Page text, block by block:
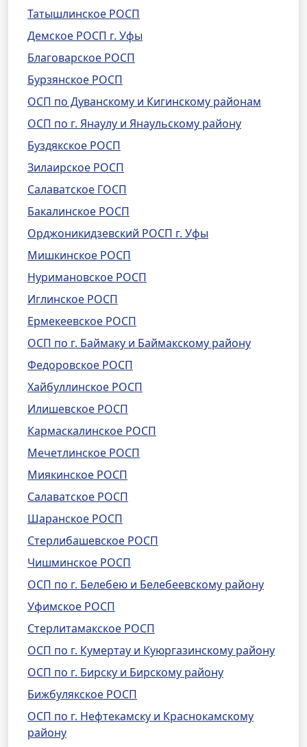
Татышлинское РОСП
Демское РОСП г. Уфы
Благоварское РОСП
Бурзянское РОСП
ОСП по Дуванскому и Кигинскому районам
ОСП по г. Янаулу и Янаульскому району
Буздякское РОСП
Зилаирское РОСП
Салаватское ГОСП
Бакалинское РОСП
Орджоникидзевский РОСП г. Уфы
Мишкинское РОСП
Нуримановское РОСП
Иглинское РОСП
Ермекеевское РОСП
ОСП по г. Баймаку и Баймакскому району
Федоровское РОСП
Хайбуллинское РОСП
Илишевское РОСП
Кармаскалинское РОСП
Мечетлинское РОСП
Миякинское РОСП
Салаватское РОСП
Шаранское РОСП
Стерлибашевское РОСП
Чишминское РОСП
ОСП по г. Белебею и Белебеевскому району
Уфимское РОСП
Стерлитамакское РОСП
ОСП по г. Кумертау и Куюргазинскому району
ОСП по г. Бирску и Бирскому району
Бижбулякское РОСП
ОСП по г. Нефтекамску и Краснокамскому
району